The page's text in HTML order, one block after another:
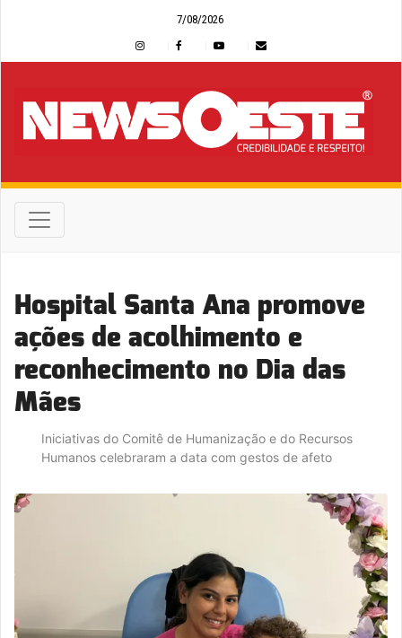
7/08/2026
Hospital Santa Ana promove
ações de acolhimento e
reconhecimento no Dia das
Mães
Iniciativas do Comitê de Humanização e do Recursos
Humanos celebraram a data com gestos de afeto